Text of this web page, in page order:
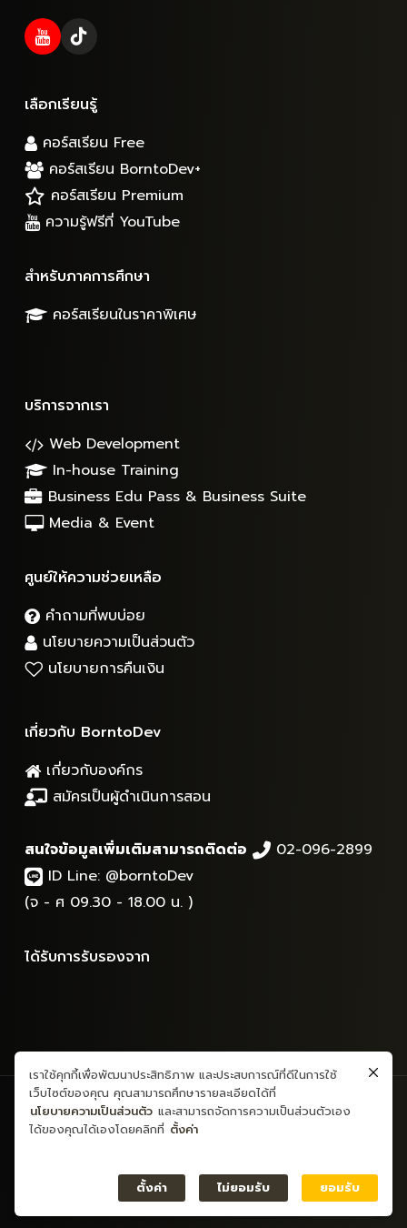
เลือกเรียนรู้
คอร์สเรียน Free
คอร์สเรียน BorntoDev+
คอร์สเรียน Premium
ความรู้ฟรีที่ YouTube
สำหรับภาคการศึกษา
คอร์สเรียนในราคาพิเศษ
บริการจากเรา
Web Development
In-house Training
Business Edu Pass & Business Suite
Media & Event
ศูนย์ให้ความช่วยเหลือ
คำถามที่พบบ่อย
นโยบายความเป็นส่วนตัว
นโยบายการคืนเงิน
เกี่ยวกับ BorntoDev
เกี่ยวกับองค์กร
สมัครเป็นผู้ดำเนินการสอน
สนใจข้อมูลเพิ่มเติมสามารถติดต่อ
02-096-2899
ID Line: @borntoDev
(จ - ศ 09.30 - 18.00 น. )
ได้รับการรับรองจาก
สงวนลิขสิทธิ์ © 2565 - ข้อมูลและเนื้อหาทั้งหมด - บริษัท บอร์นทูเดฟ
จำกัด
นโยบายรักษาข้อมูลส่วนบุคคล ข้อตกลงและเงื่อนไขการใช้บริการ
ความเป็นส่วนตัว
เราใช้คุกกี้เพื่อพัฒนาประสิทธิภาพ และประสบการณ์ที่ดีในการใช้
เว็บไซต์ของคุณ คุณสามารถศึกษารายละเอียดได้ที่
นโยบายความเป็นส่วนตัว และสามารถจัดการความเป็นส่วนตัวเอง
ได้ของคุณได้เองโดยคลิกที่ ตั้งค่า
ตั้งค่า ไม่ยอมรับ ยอมรับ